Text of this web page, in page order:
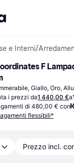
e Interni/
F
Giallo, Oro,
i prezzi da1 440,00 €a
di 480,00 € con
flessibili*
Prezzo incl.